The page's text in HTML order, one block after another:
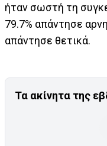
ήταν σωστή τη
79.7% απάντησε
απάντησε θετικά.
Τα ακίνητα της